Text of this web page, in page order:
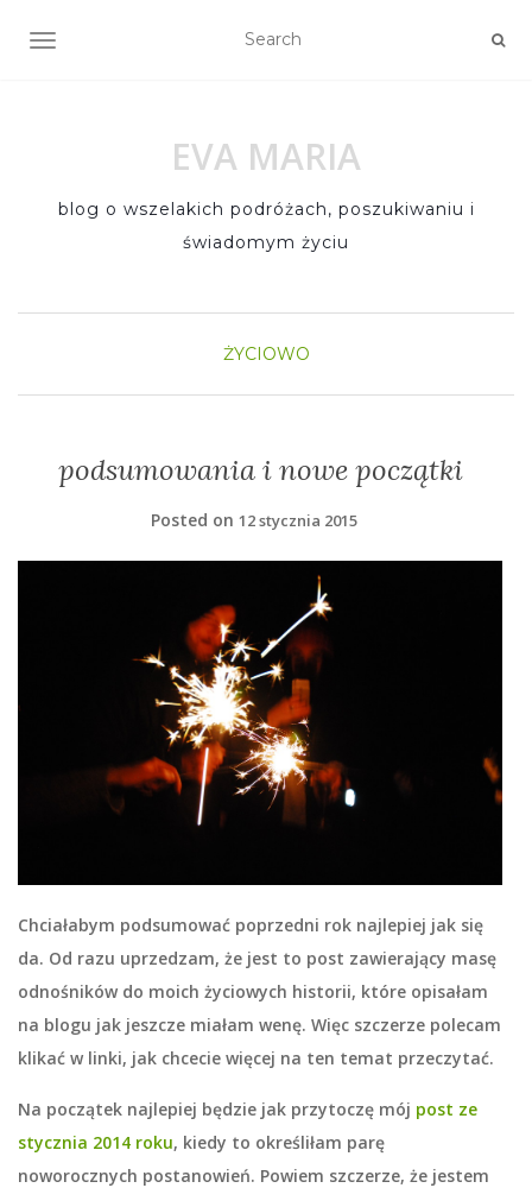
TOGGLE NAVIGATION
EVA MARIA
blog o wszelakich podróżach, poszukiwaniu i
świadomym życiu
ŻYCIOWO
podsumowania i nowe początki
Posted on 12 stycznia 2015
Chciałabym podsumować poprzedni rok najlepiej jak się
da. Od razu uprzedzam, że jest to post zawierający masę
odnośników do moich życiowych historii, które opisałam
na blogu jak jeszcze miałam wenę. Więc szczerze polecam
klikać w linki, jak chcecie więcej na ten temat przeczytać.
Na początek najlepiej będzie jak przytoczę mój post ze
stycznia 2014 roku, kiedy to określiłam parę
noworocznych postanowień. Powiem szczerze, że jestem